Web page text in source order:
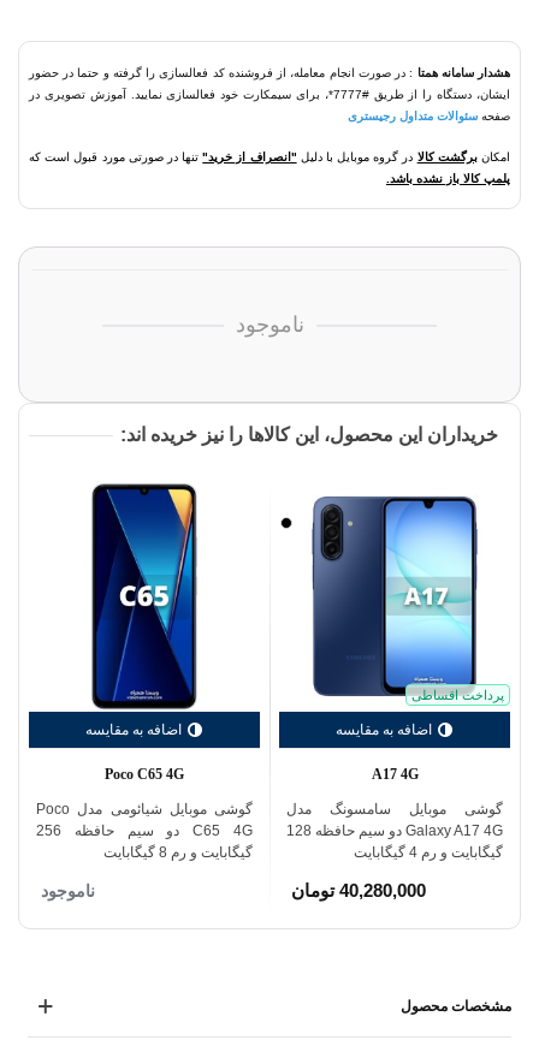
هشدار سامانه همتا
: در صورت انجام معامله، از فروشنده کد فعالسازی را گرفته و حتما در حضور
ایشان، دستگاه را از طریق #7777*، برای سیمکارت خود فعالسازی نمایید. آموزش تصویری در
صفحه سئوالات متداول رجیستری
امکانبرگشت کالا در گروه موبایل با دلیل "انصراف از خرید"تنها در صورتی مورد قبول است که
پلمپ کالا باز نشده باشد.
ناموجود
خریداران این محصول، این کالاها را نیز خریده اند:
پرداخت اقساطی
اضافه به مقایسه
مشکی
A17 4G
گوشی موبایل سامسونگ مدل
Galaxy A17 4G دو سیم حافظه 128
گیگابایت و رم 4 گیگابایت
40,280,000 تومان
اضافه به مقایسه
Poco C65 4G
گوشی موبایل شیائومی مدل Poco
C65 4G دو سیم حافظه 256
گیگابایت و رم 8 گیگابایت
ناموجود
مشخصات محصول